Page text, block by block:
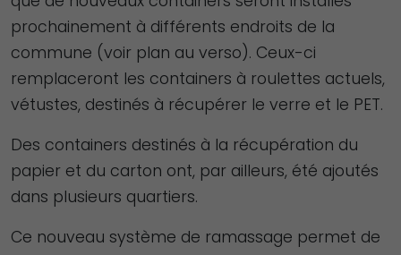
prochainement à différents endroits de la
commune (voir plan au verso). Ceux-ci
remplaceront les containers à roulettes actuels,
vétustes, destinés à récupérer le verre et le PET.
Des containers destinés à la récupération du
papier et du carton ont, par ailleurs, été ajoutés
dans plusieurs quartiers.
Ce nouveau système de ramassage permet de